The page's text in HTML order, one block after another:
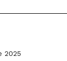
2025